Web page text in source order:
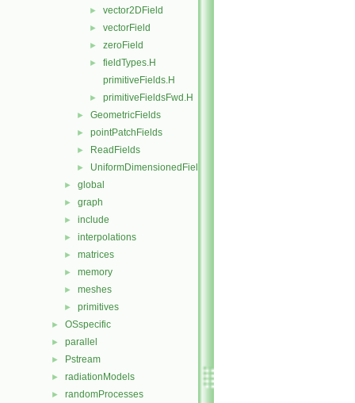
► vector2DField
► vectorField
► zeroField
►
fieldTypes.H
primitiveFields.H
► primitiveFieldsFwd.H
► GeometricFields
► pointPatchFields
► ReadFields
► UniformDimensionedFields
► global
► graph
► include
► interpolations
► matrices
► memory
► meshes
► primitives
► OSspecific
► parallel
► Pstream
► radiationModels
► randomProcesses